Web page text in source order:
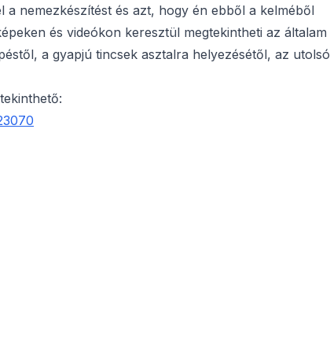
nemezkészítést és azt, hogy én ebből a kelméből
és videókon keresztül megtekintheti az általam
a gyapjú tincsek asztalra helyezésétől, az utolsó